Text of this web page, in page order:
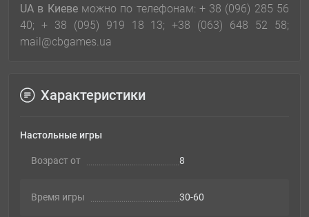
UA в Киевеможно по телефонам: + 38 (096) 285 56
40; + 38 (095) 919 18 13; +38 (063) 648 52 58;
mail@cbgames.ua
Характеристики
Настольные игры
Возраст от 8
Время игры 30-60